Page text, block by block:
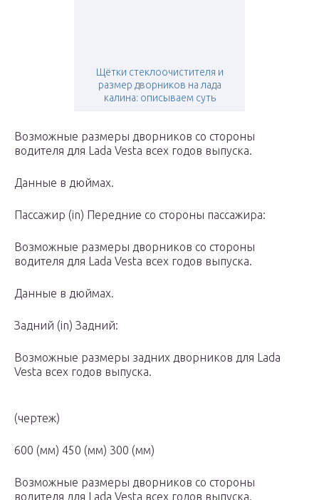
Щётки стеклоочистителя и
размер дворников на лада
калина: описываем суть
Возможные размеры дворников со стороны
водителя для Lada Vesta всех годов выпуска.
Данные в дюймах.
Пассажир (in) Передние со стороны пассажира:
Возможные размеры дворников со стороны
водителя для Lada Vesta всех годов выпуска.
Данные в дюймах.
Задний (in) Задний:
Возможные размеры задних дворников для Lada
Vesta всех годов выпуска.
(чертеж)
600 (мм) 450 (мм) 300 (мм)
Возможные размеры дворников со стороны
водителя для Lada Vesta всех годов выпуска.